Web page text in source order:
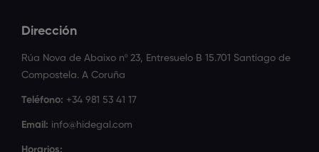
Dirección
Rúa Nova de Abaixo nº 23, Entresuelo B 15.701 Santiago de
Compostela. A Coruña
Teléfono: +34 981 53 41 17
Email: info@hidegal.com
Horarios: